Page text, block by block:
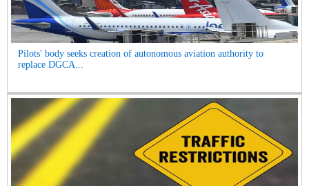
Pilots' body seeks creation of autonomous aviation authority to
replace DGCA...